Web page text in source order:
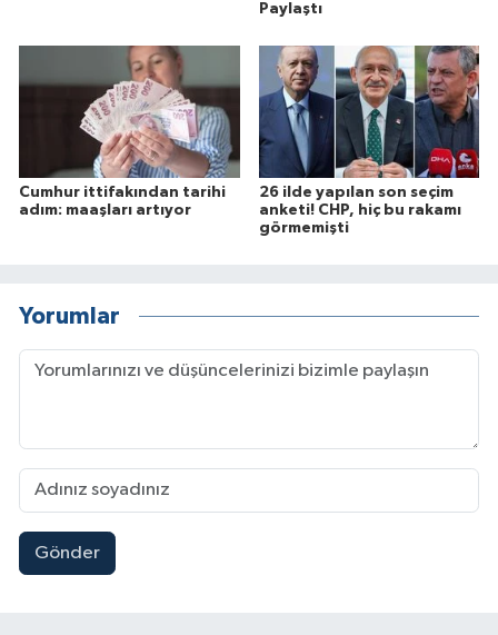
Paylaştı
Cumhur ittifakından tarihi
adım: maaşları artıyor
26 ilde yapılan son seçim
anketi! CHP, hiç bu rakamı
görmemişti
Yorumlar
Gönder